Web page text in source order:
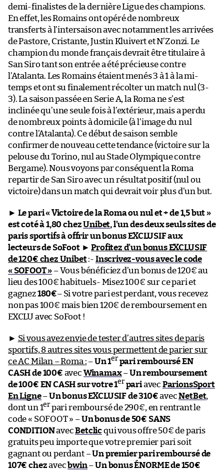
demi-finalistes de la dernière Ligue des champions.
En effet, les Romains ont opéré de nombreux
transferts à l’intersaison avec notamment les arrivées
de Pastore, Cristante, Justin Kluivert et N’Zonzi. Le
champion du monde français devrait être titulaire à
San Siro tant son entrée a été précieuse contre
l’Atalanta. Les Romains étaient menés 3 à 1 à la mi-
temps et ont su finalement récolter un match nul (3-
3). La saison passée en Serie A, la Roma ne s’est
inclinée qu’une seule fois à l’extérieur, mais a perdu
de nombreux points à domicile (à l’image du nul
contre l’Atalanta). Ce début de saison semble
confirmer de nouveau cette tendance (victoire sur la
pelouse du Torino, nul au Stade Olympique contre
Bergame). Nous voyons par conséquent la Roma
repartir de San Siro avec un résultat positif (nul ou
victoire) dans un match qui devrait voir plus d’un but.
► Le pari « Victoire de la Roma ou nul et + de 1,5 but »
est coté à 1,80 chezUnibet, l’un des deux seuls sites de
paris sportifs à offrir un bonus EXCLUSIF aux
lecteurs de SoFoot►Profitez d’un bonus EXCLUSIF
de 120€ chez Unibet:- Inscrivez-vous avec le code
« SOFOOT » – Vous bénéficiez d’un bonus de 120€ au
lieu des 100€ habituels- Misez 100€ sur ce pari et
gagnez180€– Si votre pari est perdant, vous recevez
non pas 100€ mais bien 120€ de remboursement en
EXCLU avec SoFoot !
► Si vous avez envie de tester d’autres sites de paris
sportifs, 8 autres sites vous permettent de parier sur
ce AC Milan – Roma : –Un 1er pari remboursé EN
CASH de 100€ avec Winamax–Un remboursement
de 100€ EN CASH sur votre 1er pariavec ParionsSport
En Ligne–Un bonus EXCLUSIF de 310€avecNetBet,
dont un 1er pari remboursé de 290€, en rentrant le
code « SOFOOT » –Un bonus de 50€ SANS
CONDITIONavecBetclicqui vous offre 50€ de paris
gratuits peu importe que votre premier pari soit
gagnant ou perdant –Un premier pari remboursé de
107€ chezavecbwin–Un bonus ÉNORME de 150€